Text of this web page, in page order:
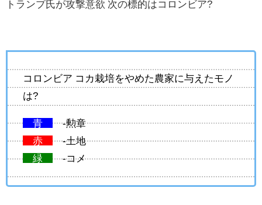
トランプ氏が攻撃意欲 次の標的はコロンビア?
コロンビア コカ栽培をやめた農家に与えたモノ
は?
青
-勲章
赤
-土地
緑
-コメ